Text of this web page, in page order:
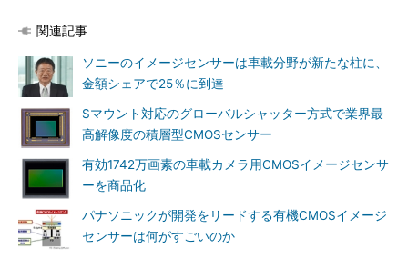
関連記事
ソニーのイメージセンサーは車載分野が新たな柱に、
金額シェアで25％に到達
Sマウント対応のグローバルシャッター方式で業界最
高解像度の積層型CMOSセンサー
有効1742万画素の車載カメラ用CMOSイメージセンサ
ーを商品化
パナソニックが開発をリードする有機CMOSイメージ
センサーは何がすごいのか